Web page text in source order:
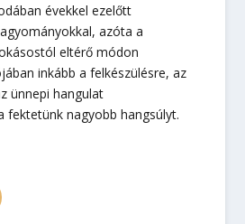
évekkel ezelőtt
azóta a
eltérő módon
inkább a felkészülésre, az
ünnepi hangulat
fektetünk nagyobb hangsúlyt.